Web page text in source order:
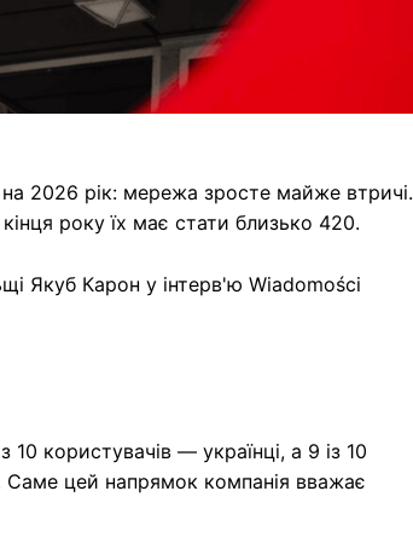
на 2026 рік: мережа зросте майже втричі.
року їх має стати близько 420.
Якуб Карон у інтерв'ю Wiadomości
10 користувачів — українці, а 9 із 10
цей напрямок компанія вважає